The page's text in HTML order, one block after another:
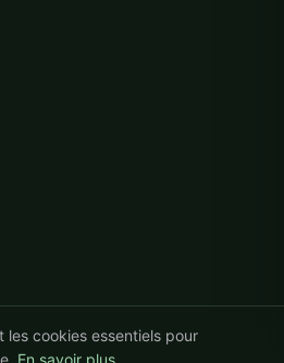
les cookies essentiels pour
En savoir plus